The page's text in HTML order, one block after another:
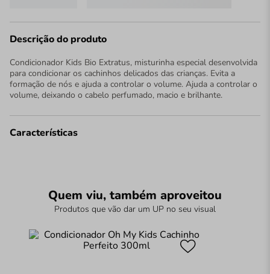
Descrição do produto
Condicionador Kids Bio Extratus, misturinha especial desenvolvida
para condicionar os cachinhos delicados das crianças. Evita a
formação de nós e ajuda a controlar o volume. Ajuda a controlar o
volume, deixando o cabelo perfumado, macio e brilhante.
Características
Quem viu, também aproveitou
Produtos que vão dar um UP no seu visual